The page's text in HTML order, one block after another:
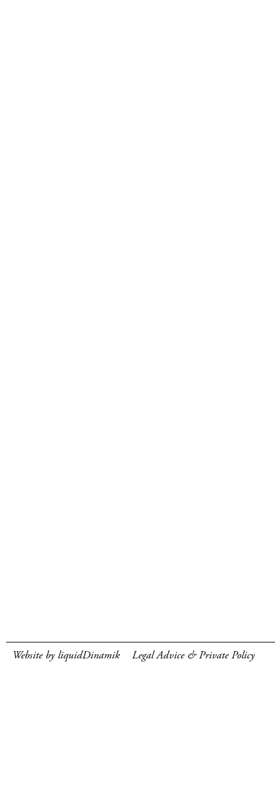
Website by liquidDinamik Legal Advice & Private Policy